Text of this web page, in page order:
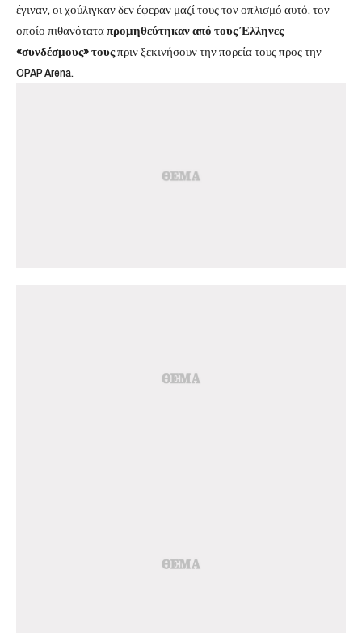
έγιναν, οι χούλιγκαν δεν έφεραν μαζί τους τον οπλισμό αυτό, τον
οποίο πιθανόταταπρομηθεύτηκαν από τους Έλληνες
«συνδέσμους» τουςπριν ξεκινήσουν την πορεία τους προς την
OPAP Arena.